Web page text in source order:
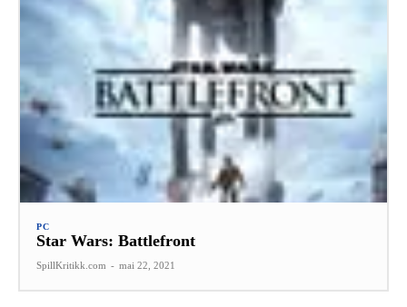
PC
Star Wars: Battlefront
SpillKritikk.com - mai 22, 2021